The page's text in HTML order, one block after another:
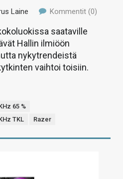
Laine Kommentit (0)
saataville
Hallin ilmiöön
nykytrendeistä
vaihtoi toisiin.
65 %
TKL
Razer